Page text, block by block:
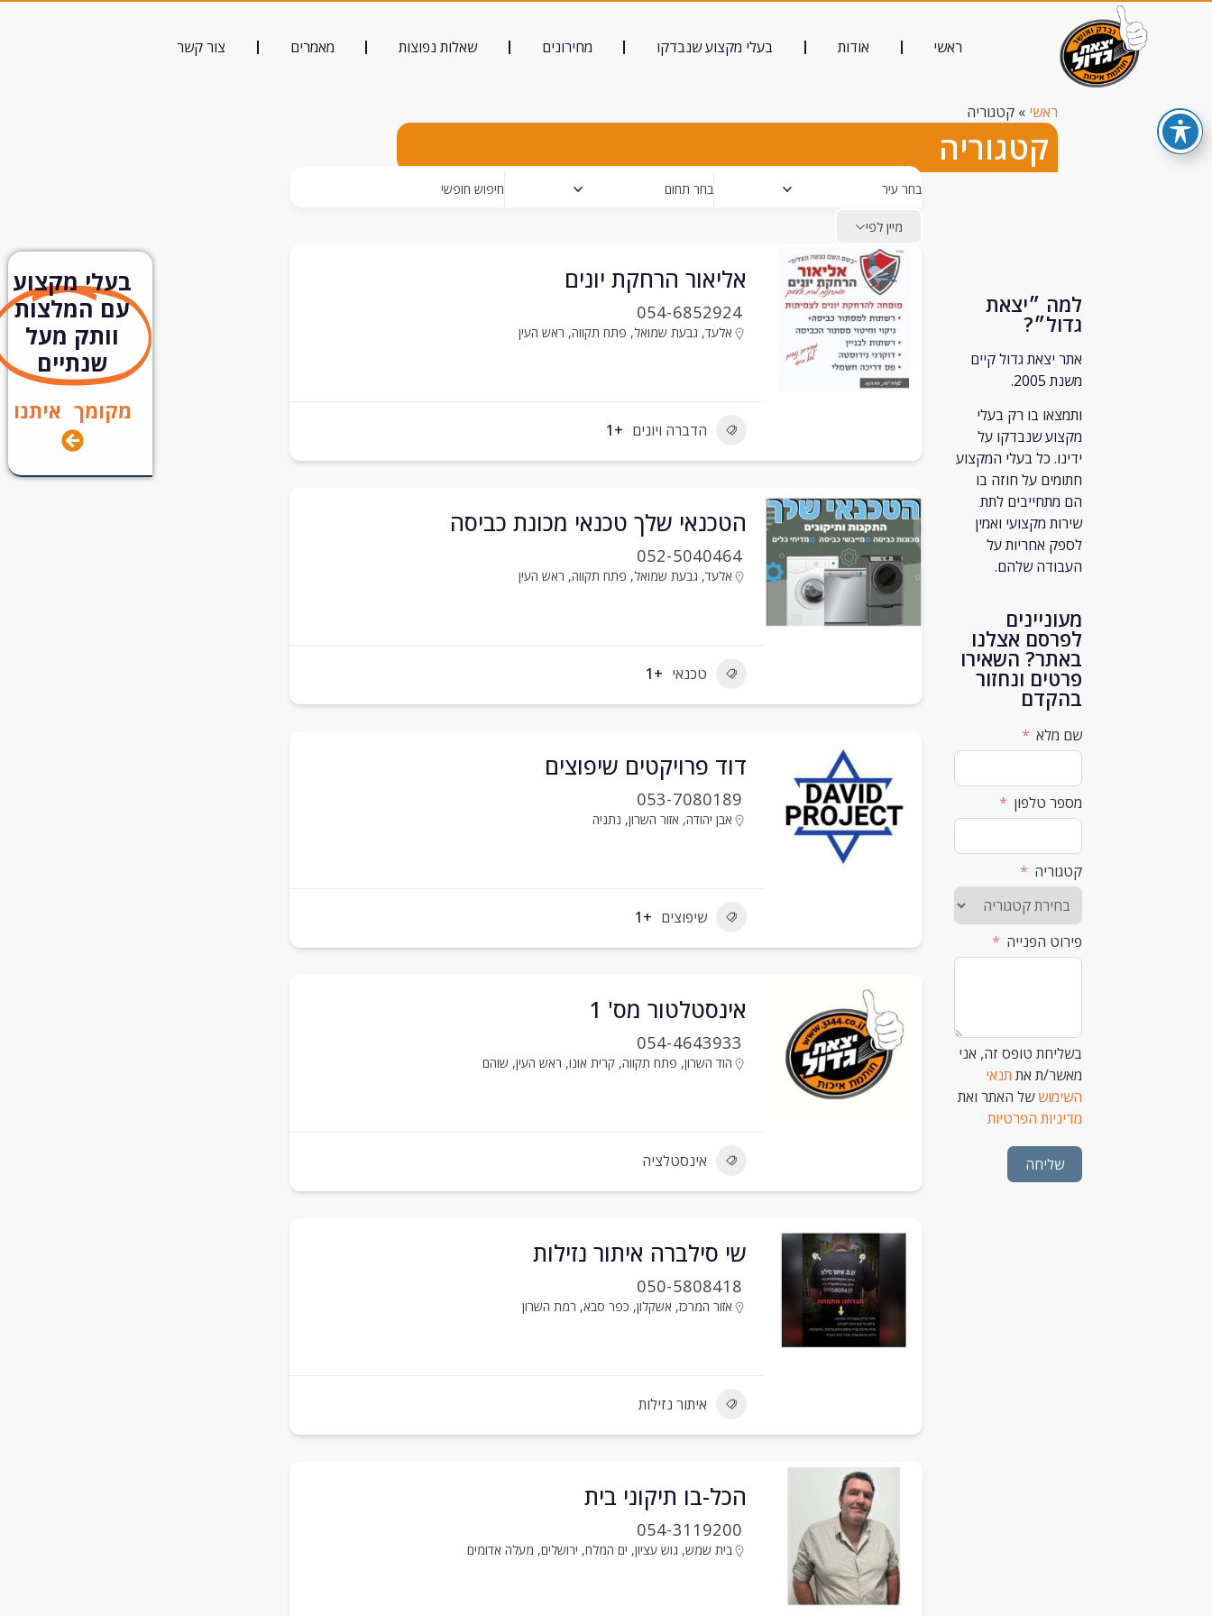
ראשי אודות בעלי מקצוע שנבדקו מחירונים שאלות נפוצות מאמרים צור קשר
ראשי » קטגוריה
קטגוריה
למה ״יצאת
גדול״?
אתר יצאת גדול קיים
משנת 2005.
ותמצאו בו רק בעלי
מקצוע שנבדקו על
ידינו. כל בעלי המקצוע
חתומים על חוזה בו
הם מתחייבים לתת
שירות מקצועי ואמין
לספק אחריות על
העבודה שלהם.
מעוניינים
לפרסם אצלנו
באתר? השאירו
פרטים ונחזור
בהקדם
שם מלא
מספר טלפון
קטגוריה
פירוט הפנייה
בשליחת טופס זה, אני
מאשר/ת את תנאי
השימוששל האתר ואת
מדיניות הפרטיות
שליחה
בחר עיר בחר תחום חיפוש חופשי
מיין לפי
אליאור הרחקת יונים
054-6852924
אלעד, גבעת שמואל, פתח תקווה, ראש העין
הדברה ויונים +1
הטכנאי שלך טכנאי מכונת כביסה
052-5040464
אלעד, גבעת שמואל, פתח תקווה, ראש העין
טכנאי +1
דוד פרויקטים שיפוצים
053-7080189
אבן יהודה, אזור השרון, נתניה
שיפוצים +1
אינסטלטור מס' 1
054-4643933
הוד השרון, פתח תקווה,קרית אונו, ראש העין, שוהם
אינסטלציה
שי סילברה איתור נזילות
050-5808418
אזור המרכז, אשקלון, כפר סבא, רמת השרון
איתור נזילות
הכל-בו תיקוני בית
054-3119200
בית שמש, גוש עציון, ים המלח, ירושלים, מעלה אדומים
בעלי מקצוע
עם המלצות
וותק מעל
שנתיים
מקומך איתנו